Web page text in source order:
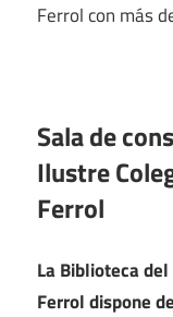
Ferrol con más
Sala de
Ilustre
Ferrol
La Biblioteca
Ferrol dispone